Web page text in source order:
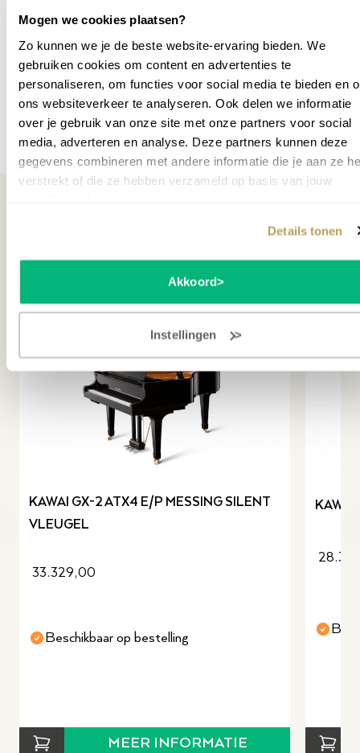
Mogen we cookies plaatsen?
Zo kunnen we je de beste website-ervaring bieden. We
gebruiken cookies om content en advertenties te
personaliseren, om functies voor social media te bieden en
ons websiteverkeer te analyseren. Ook delen we informatie
over je gebruik van onze site met onze partners voor social
media, adverteren en analyse. Deze partners kunnen deze
gegevens combineren met andere informatie die je aan ze
verstrekt of die ze hebben verzameld op basis van jouw
Details tonen
Akkoord
Instellingen
Garantie leverancier
10 jaar
SKU
P040519
Meer specificaties
Misschien ook interessant
KAWAI GX-2 ATX4 E/P MESSING SILENT
VLEUGEL
33.329,00
Beschikbaar op bestelling
MEER INFORMATIE
KAWAI
slide